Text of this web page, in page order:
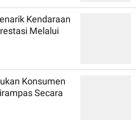
Kendaraan
Melalui
Konsumen
Secara